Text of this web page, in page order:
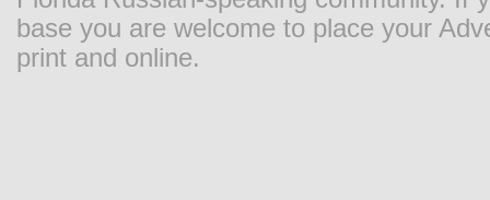
base you are welcome to place your
print and online.